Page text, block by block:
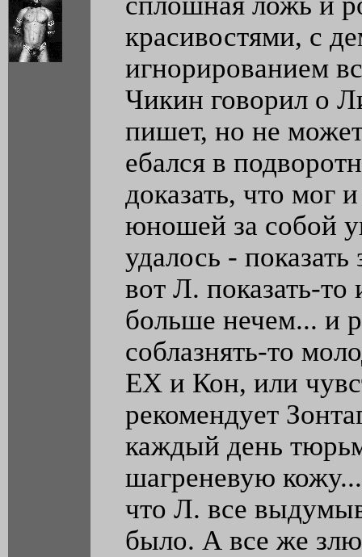
красивостями, с
игнорированием
Чикин говорил о
пишет, но не
ебался в
доказать, что мог
юношей за собой
удалось -
вот Л. показать-то
больше нечем... и
соблазнять-то
ЕХ и Кон, или
рекомендует
каждый день
шагреневую
что Л. все
было. А все же